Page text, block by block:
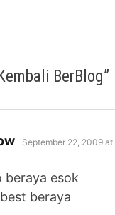
Kembali BerBlog”
says:
September 22, 2009 at
beraya esok
beraya